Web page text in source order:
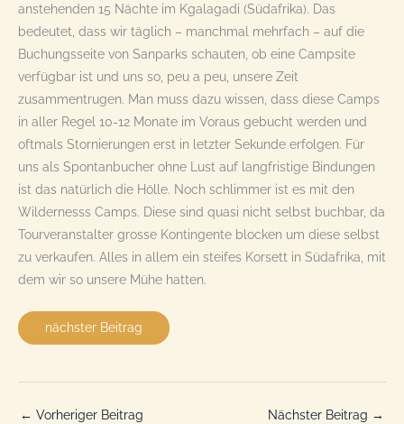
anstehenden 15 Nächte im Kgalagadi (Südafrika). Das
bedeutet, dass wir täglich – manchmal mehrfach – auf die
Buchungsseite von Sanparks schauten, ob eine Campsite
verfügbar ist und uns so, peu a peu, unsere Zeit
zusammentrugen. Man muss dazu wissen, dass diese Camps
in aller Regel 10-12 Monate im Voraus gebucht werden und
oftmals Stornierungen erst in letzter Sekunde erfolgen. Für
uns als Spontanbucher ohne Lust auf langfristige Bindungen
ist das natürlich die Hölle. Noch schlimmer ist es mit den
Wildernesss Camps. Diese sind quasi nicht selbst buchbar, da
Tourveranstalter grosse Kontingente blocken um diese selbst
zu verkaufen. Alles in allem ein steifes Korsett in Südafrika, mit
dem wir so unsere Mühe hatten.
nächster Beitrag
← Vorheriger Beitrag Nächster Beitrag →